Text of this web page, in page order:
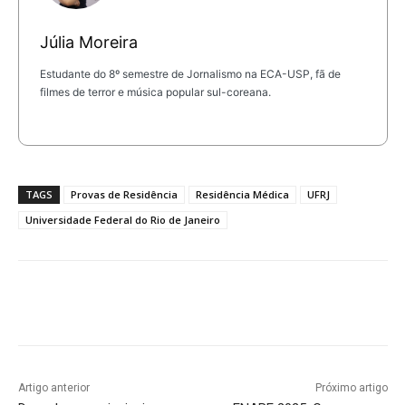
Júlia Moreira
Estudante do 8º semestre de Jornalismo na ECA-USP, fã de
filmes de terror e música popular sul-coreana.
TAGS Provas de Residência Residência Médica
UFRJ
Universidade Federal do Rio de Janeiro
Artigo anterior Próximo artigo